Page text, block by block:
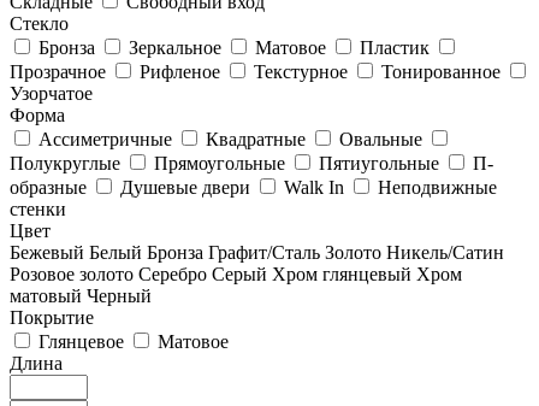
Стекло
Бронза
Зеркальное Матовое
Пластик
Прозрачное
Рифленое Текстурное
Тонированное
Узорчатое
Форма
Ассиметричные
Квадратные
Овальные
Полукруглые
Прямоугольные Пятиугольные
П-
образные
Душевые двери Walk In
Неподвижные
стенки
Цвет
Бежевый Белый Бронза Графит/Сталь Золото Никель/Сатин
Розовое золото Серебро Серый Хром глянцевый Хром
матовый Черный
Покрытие
Глянцевое
Матовое
Длина